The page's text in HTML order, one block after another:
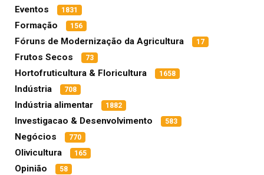
Eventos 1831
Formação 156
Fóruns de Modernização da Agricultura 17
Frutos Secos 73
Hortofruticultura & Floricultura 1658
Indústria 708
Indústria alimentar 1882
Investigacao & Desenvolvimento 583
Negócios 770
Olivicultura 165
Opinião 58